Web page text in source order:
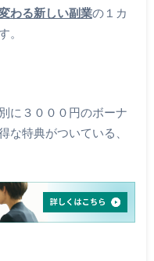
わる新しい副業の１カ
。
に３０００円のボーナ
な特典がついている、